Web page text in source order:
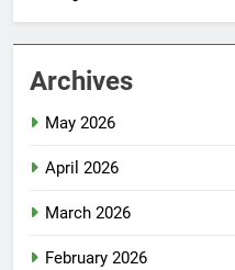
Archives
May 2026
April 2026
March 2026
February 2026